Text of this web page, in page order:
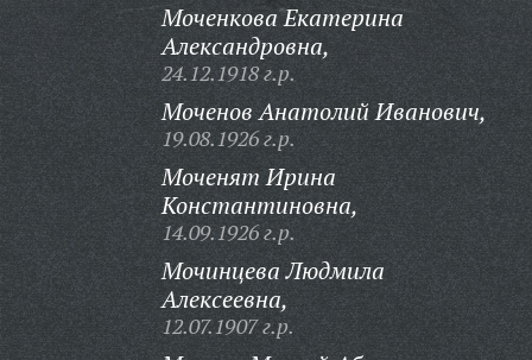
Моченкова Екатерина
Александровна,
24.12.1918 г.р.
Моченов Анатолий Иванович,
19.08.1926 г.р.
Моченят Ирина
Константиновна,
14.09.1926 г.р.
Мочинцева Людмила
Алексеевна,
12.07.1907 г.р.